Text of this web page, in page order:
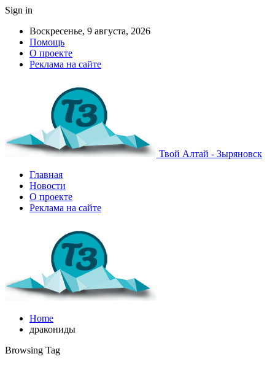
Sign in
Воскресенье, 9 августа, 2026
Помощь
О проекте
Реклама на сайте
Твой Алтай - Зыряновск
Главная
Новости
О проекте
Реклама на сайте
Home
дракониды
Browsing Tag